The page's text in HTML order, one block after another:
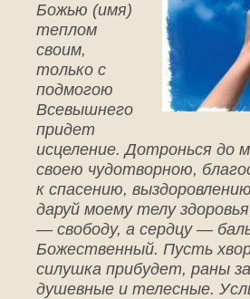
Божью (имя)
теплом
своим,
только с
подмогою
Всевышнего
придет
исцеление. Дотронься до
своею чудотворною,
к спасению,
даруй моему телу
— свободу, а сердцу —
Божественный. Пусть
силушка прибудет, раны
душевные и телесные.